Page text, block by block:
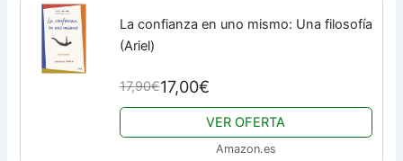
La confianza en uno mismo: Una filosofía
(Ariel)
17,90€17,00€
VER OFERTA
Amazon.es